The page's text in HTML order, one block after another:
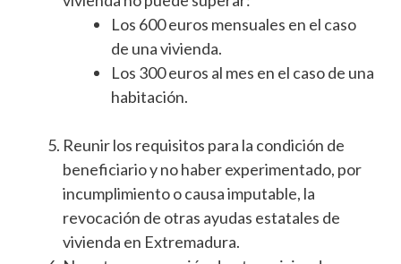
Los 600 euros mensuales en el caso
de una vivienda.
Los 300 euros al mes en el caso de una
habitación.
Reunir los requisitos para la condición de
beneficiario y no haber experimentado, por
incumplimiento o causa imputable, la
revocación de otras ayudas estatales de
vivienda en Extremadura.